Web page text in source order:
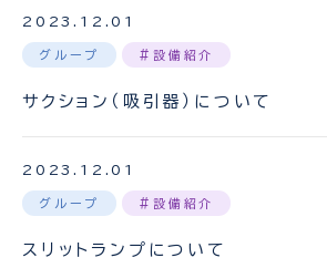
2023.12.01
グループ #設備紹介
サクション（吸引器）について
2023.12.01
グループ #設備紹介
スリットランプについて